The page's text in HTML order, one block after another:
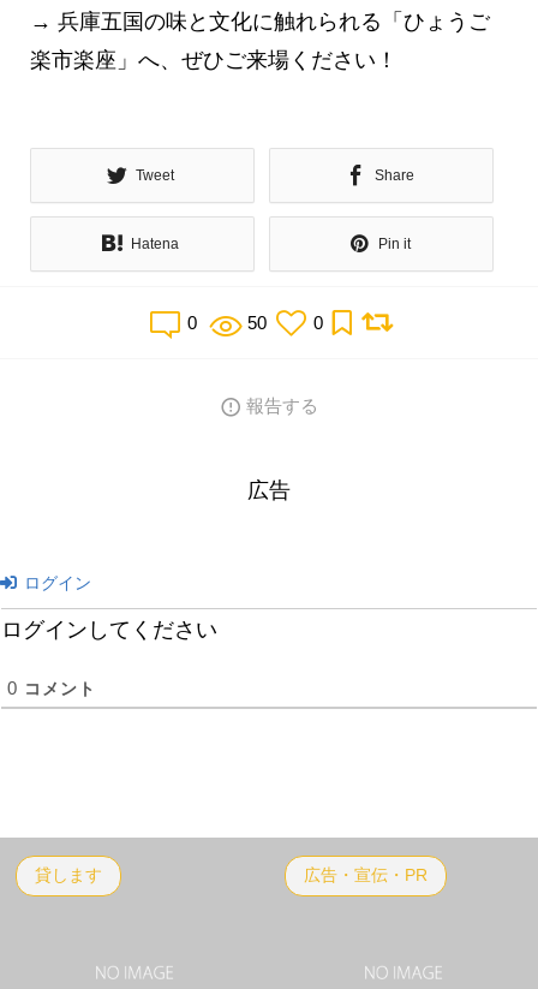
→ 兵庫五国の味と文化に触れられる「ひょうご
楽市楽座」へ、ぜひご来場ください！
Tweet Share
Hatena Pin it
0 50 0
報告する
広告
ログイン
ログインしてください
0 コメント
貸します 広告・宣伝・PR